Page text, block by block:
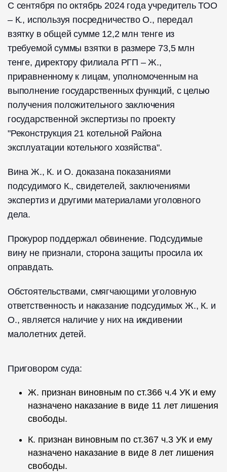
С сентября по октябрь 2024 года учредитель ТОО
– К., используя посредничество О., передал
взятку в общей сумме 12,2 млн тенге из
требуемой суммы взятки в размере 73,5 млн
тенге, директору филиала РГП – Ж.,
приравненному к лицам, уполномоченным на
выполнение государственных функций, с целью
получения положительного заключения
государственной экспертизы по проекту
"Реконструкция 21 котельной Района
эксплуатации котельного хозяйства".
Вина Ж., К. и О. доказана показаниями
подсудимого К., свидетелей, заключениями
экспертиз и другими материалами уголовного
дела.
Прокурор поддержал обвинение. Подсудимые
вину не признали, сторона защиты просила их
оправдать.
Обстоятельствами, смягчающими уголовную
ответственность и наказание подсудимых Ж., К. и
О., является наличие у них на иждивении
малолетних детей.
Приговором суда:
Ж. признан виновным по ст.366 ч.4 УК и ему
назначено наказание в виде 11 лет лишения
свободы.
К. признан виновным по ст.367 ч.3 УК и ему
назначено наказание в виде 8 лет лишения
свободы.